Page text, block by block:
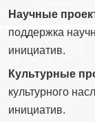
Научные
поддержка
инициатив.
Культурные
культурного
инициатив.